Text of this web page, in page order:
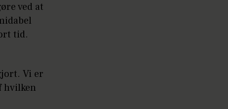
ved at
tid.
Vi er
hvilken